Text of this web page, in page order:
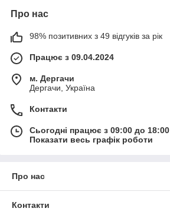
Про нас
98% позитивних з 49 відгуків за рік
Працює з 09.04.2024
м. Дергачи
Дергачи, Україна
Контакти
Сьогодні працює з 09:00 до 18:00
Показати весь графік роботи
Про нас
Контакти